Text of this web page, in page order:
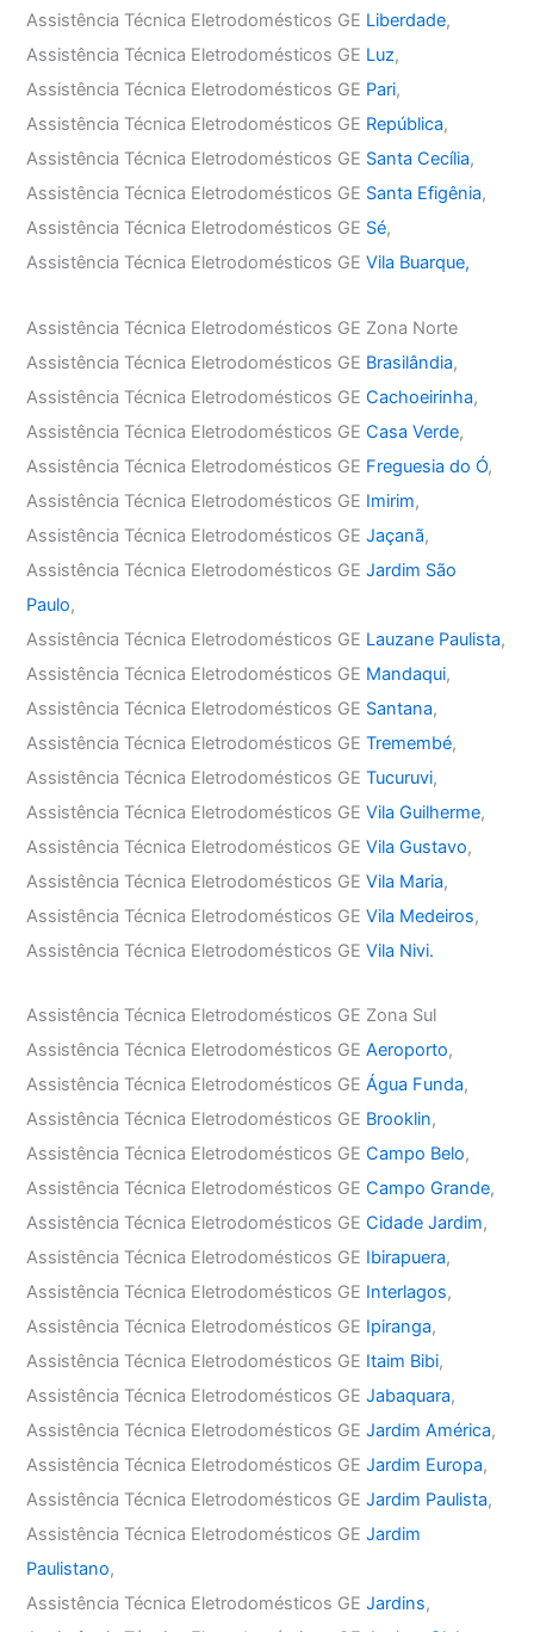
Assistência Técnica Eletrodomésticos GE Liberdade,
Assistência Técnica Eletrodomésticos GE Luz,
Assistência Técnica Eletrodomésticos GE Pari,
Assistência Técnica Eletrodomésticos GE República,
Assistência Técnica Eletrodomésticos GE Santa Cecília,
Assistência Técnica Eletrodomésticos GE Santa Efigênia,
Assistência Técnica Eletrodomésticos GE Sé,
Assistência Técnica Eletrodomésticos GEVila Buarque,
Assistência Técnica Eletrodomésticos GE Zona Norte
Assistência Técnica Eletrodomésticos GE Brasilândia,
Assistência Técnica Eletrodomésticos GECachoeirinha,
Assistência Técnica Eletrodomésticos GECasa Verde,
Assistência Técnica Eletrodomésticos GE Freguesia do Ó,
Assistência Técnica Eletrodomésticos GE Imirim,
Assistência Técnica Eletrodomésticos GEJaçanã,
Assistência Técnica Eletrodomésticos GEJardim São
Paulo,
Assistência Técnica Eletrodomésticos GE Lauzane Paulista,
Assistência Técnica Eletrodomésticos GE Mandaqui,
Assistência Técnica Eletrodomésticos GE Santana,
Assistência Técnica Eletrodomésticos GETremembé,
Assistência Técnica Eletrodomésticos GETucuruvi,
Assistência Técnica Eletrodomésticos GEVila Guilherme,
Assistência Técnica Eletrodomésticos GEVila Gustavo,
Assistência Técnica Eletrodomésticos GEVila Maria,
Assistência Técnica Eletrodomésticos GEVila Medeiros,
Assistência Técnica Eletrodomésticos GEVila Nivi.
Assistência Técnica Eletrodomésticos GE Zona Sul
Assistência Técnica Eletrodomésticos GEAeroporto,
Assistência Técnica Eletrodomésticos GEÁgua Funda,
Assistência Técnica Eletrodomésticos GE Brooklin,
Assistência Técnica Eletrodomésticos GECampo Belo,
Assistência Técnica Eletrodomésticos GECampo Grande,
Assistência Técnica Eletrodomésticos GECidade Jardim,
Assistência Técnica Eletrodomésticos GE Ibirapuera,
Assistência Técnica Eletrodomésticos GE Interlagos,
Assistência Técnica Eletrodomésticos GE Ipiranga,
Assistência Técnica Eletrodomésticos GE Itaim Bibi,
Assistência Técnica Eletrodomésticos GEJabaquara,
Assistência Técnica Eletrodomésticos GEJardim América,
Assistência Técnica Eletrodomésticos GEJardim Europa,
Assistência Técnica Eletrodomésticos GEJardim Paulista,
Assistência Técnica Eletrodomésticos GEJardim
Paulistano,
Assistência Técnica Eletrodomésticos GEJardins,